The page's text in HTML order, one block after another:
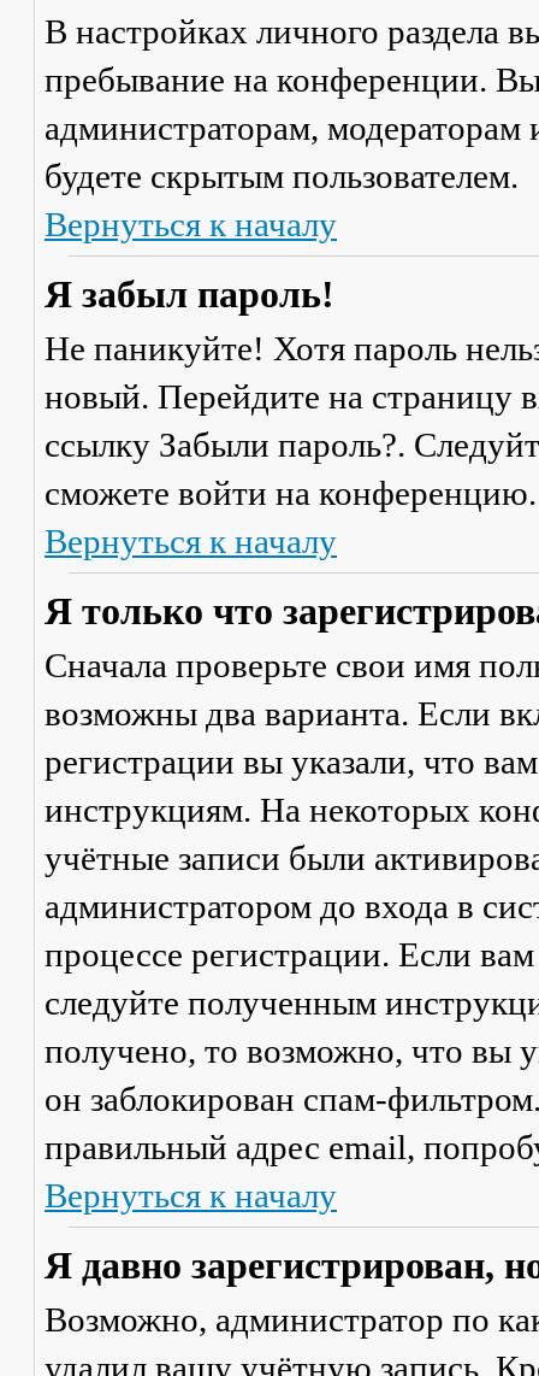
В настройках личного раздела
пребывание на конференции.
администраторам,
будете скрытым пользователем.
Вернуться к началу
Я забыл пароль!
Не паникуйте! Хотя пароль
новый. Перейдите на страницу
ссылку Забыли пароль?.
сможете войти на конференцию.
Вернуться к началу
Я только что
Сначала проверьте свои имя
возможны два варианта. Если
регистрации вы указали, что
инструкциям. На некоторых
учётные записи были
администратором до входа в
процессе регистрации. Если
следуйте полученным
получено, то возможно, что вы
он заблокирован спам-
правильный адрес email,
Вернуться к началу
Я давно зарегистрирован,
Возможно, администратор по
удалил вашу учётную запись.